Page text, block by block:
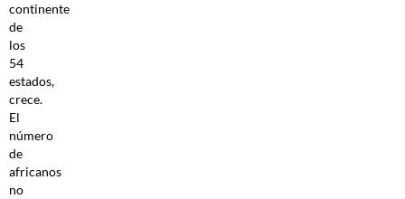
continente
de
los
54
estados,
crece.
El
número
de
africanos
no